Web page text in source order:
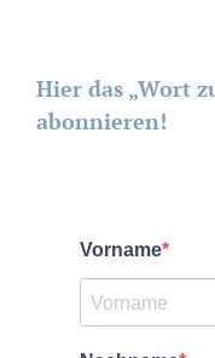
Hier das „Wort
abonnieren!